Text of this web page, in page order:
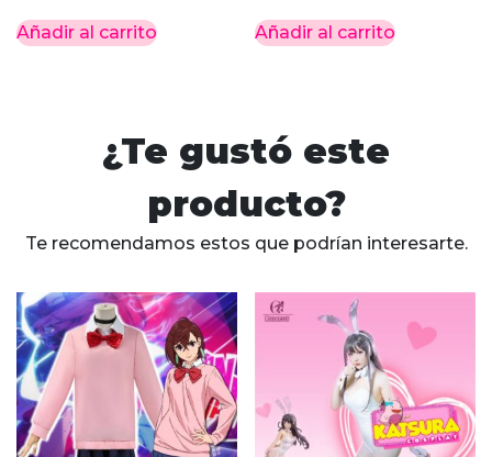
precio
original
precio
actual
Añadir al carrito Añadir al carrito
¿Te gustó este
producto?
Te recomendamos estos que podrían interesarte.